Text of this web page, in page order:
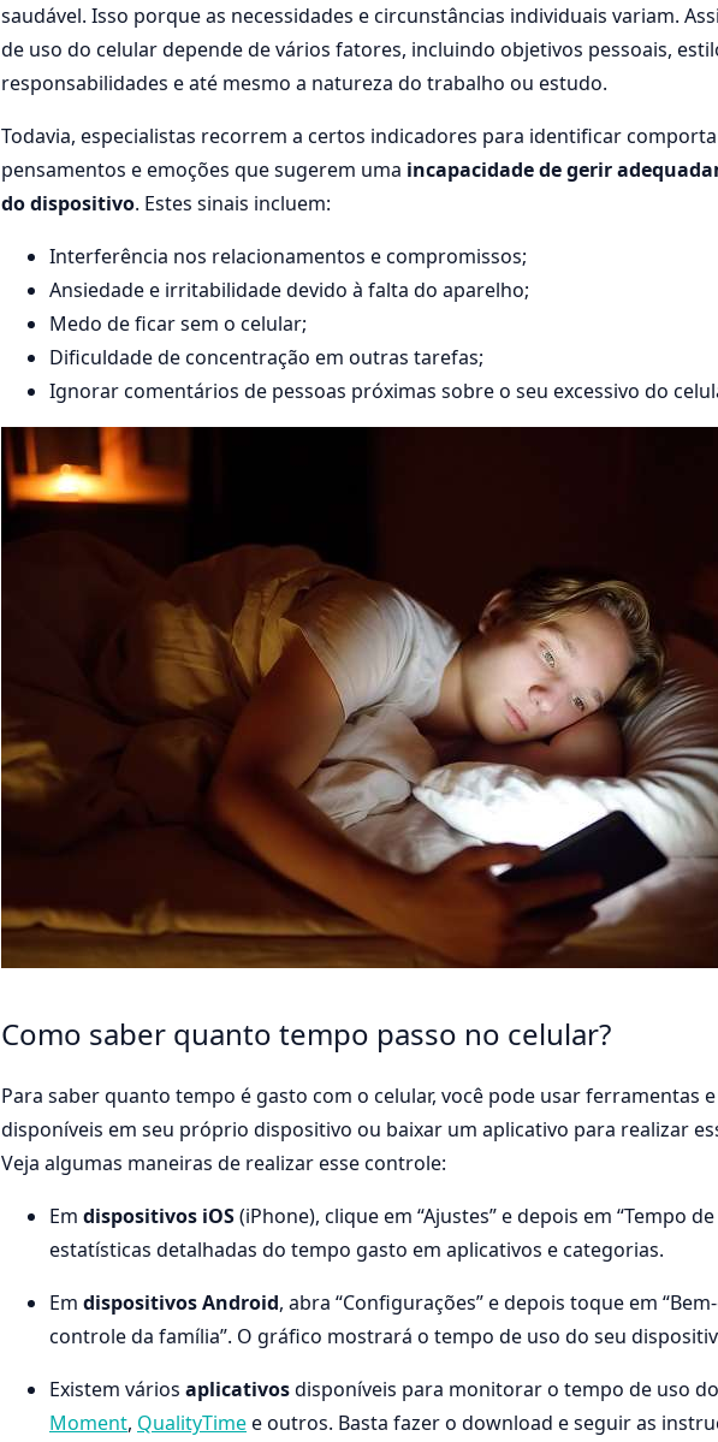
saudável. Isso porque as necessidades e circunstâncias individuais variam.
de uso do celular depende de vários fatores, incluindo objetivos pessoais,
responsabilidades e até mesmo a natureza do trabalho ou estudo.
Todavia, especialistas recorrem a certos indicadores para identificar
pensamentos e emoções que sugerem uma incapacidade de gerir
do dispositivo. Estes sinais incluem:
Interferência nos relacionamentos e compromissos;
Ansiedade e irritabilidade devido à falta do aparelho;
Medo de ficar sem o celular;
Dificuldade de concentração em outras tarefas;
Ignorar comentários de pessoas próximas sobre o seu excessivo do
Como saber quanto tempo passo no celular?
Para saber quanto tempo é gasto com o celular, você pode usar ferramentas
disponíveis em seu próprio dispositivo ou baixar um aplicativo para realizar
Veja algumas maneiras de realizar esse controle:
Em dispositivos iOS(iPhone), clique em “Ajustes” e depois em “Tempo
estatísticas detalhadas do tempo gasto em aplicativos e categorias.
Em dispositivos Android, abra “Configurações” e depois toque em
controle da família”. O gráfico mostrará o tempo de uso do seu
Existem vários aplicativosdisponíveis para monitorar o tempo de uso
Moment, QualityTimee outros. Basta fazer o download e seguir as